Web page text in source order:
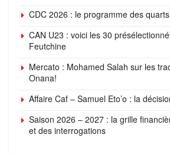
CDC 2026 : le programme des
CAN U23 : voici les 30
Feutchine
Mercato : Mohamed Salah sur les
Onana!
Affaire Caf – Samuel Eto’o : la
Saison 2026 – 2027 : la grille
et des interrogations